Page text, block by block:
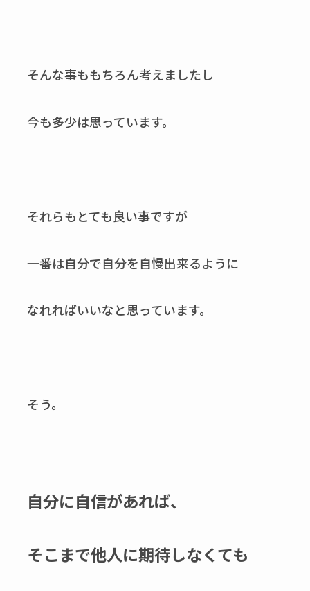
そんな事ももちろん考えましたし
今も多少は思っています。
それらもとても良い事ですが
一番は自分で自分を自慢出来るように
なれればいいなと思っています。
そう。
自分に自信があれば、
そこまで他人に期待しなくても